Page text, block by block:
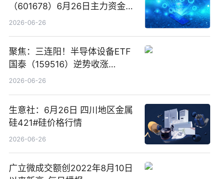
（601678）6月26日主力资金净
卖出5964.34万元
2026-06-26
聚焦：三连阳！半导体设备ETF
国泰（159516）逆势收涨
3.5%，近10日累计净流入超65
2026-06-26
生意社：6月26日 四川地区金属
硅421#硅价格行情
2026-06-26
广立微成交额创2022年8月10日